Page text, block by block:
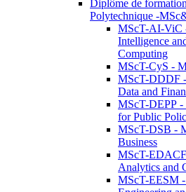
Diplôme de
Polytechnique -
MScT-AI-ViC
Intelligence
Computing
MScT-CyS -
MScT-DDDF
Data and
MScT-DEPP -
for Public
MScT-DSB -
Business
MScT-
Analytics and
MScT-EESM